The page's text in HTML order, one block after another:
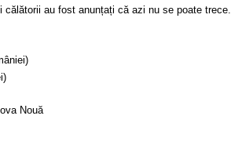
au fost anunțați că azi nu se poate trece.
Nouă